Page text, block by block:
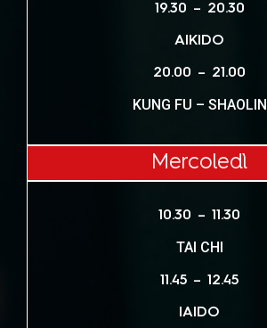
1 9.30 – 20.30
AIKIDO
20.00 – 21.00
KUNG FU – SHAOLIN
Mercoledì
10.30 – 11.30
TAI CHI
11.45 – 12.45
IAIDO